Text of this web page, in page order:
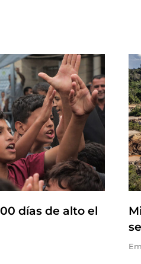
días de alto el